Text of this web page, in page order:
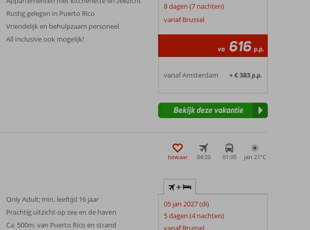
Rustig gelegen in Puerto Rico
Vriendelijk en behulpzaam personeel
All Inclusive ook mogelijk!
8 dagen (7 nachten)
vanaf Brussel
va 616 p.p.
vanaf Amsterdam + € 383p.p.
Bekijk deze vakantie
bewaar 04:20 01:00 jan 21°C
Only Adult; min. leeftijd 16 jaar
Prachtig uitzicht op zee en de haven
Ca. 500m. van Puerto Rico en strand
+
05 jan 2027 (di)
5 dagen (4 nachten)
vanaf Brussel